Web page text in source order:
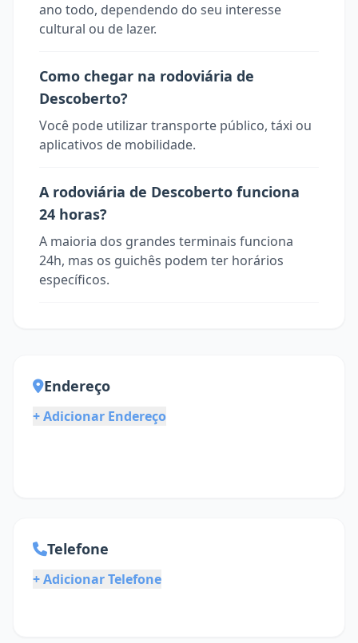
ano todo, dependendo do seu interesse
cultural ou de lazer.
Como chegar na rodoviária de
Descoberto?
Você pode utilizar transporte público, táxi ou
aplicativos de mobilidade.
A rodoviária de Descoberto funciona
24 horas?
A maioria dos grandes terminais funciona
24h, mas os guichês podem ter horários
específicos.
Endereço
+ Adicionar Endereço
Telefone
+ Adicionar Telefone